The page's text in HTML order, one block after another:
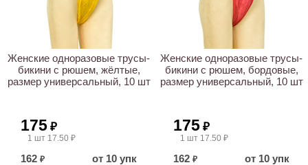
Женские одноразовые трусы-
бикини с рюшем, жёлтые,
размер универсальный, 10 шт
175 ₽
1 шт 17.50 ₽
162 ₽
от 10 упк
Женские одноразовые трусы-
бикини с рюшем, бордовые,
размер универсальный, 10 шт
175 ₽
1 шт 17.50 ₽
162 ₽
от 10 упк